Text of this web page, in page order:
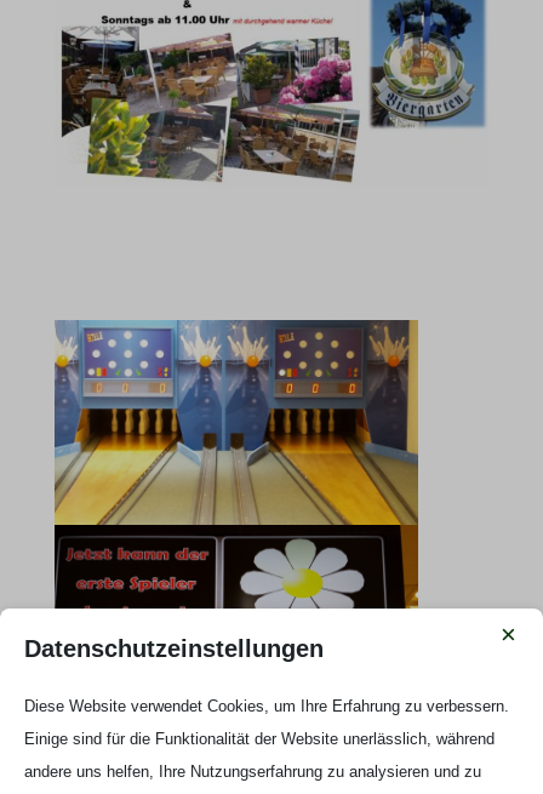
Datenschutzeinstellungen ×
Diese Website verwendet Cookies, um Ihre Erfahrung zu verbessern.
Einige sind für die Funktionalität der Website unerlässlich, während
andere uns helfen, Ihre Nutzungserfahrung zu analysieren und zu